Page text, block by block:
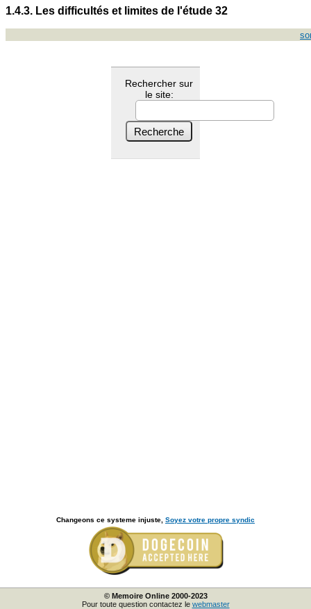
1.4.3. Les difficultés et limites de l'étude 32
Rechercher sur
le site:
Changeons ce systeme injuste, Soyez votre propre syndic
© Memoire Online 2000-2023
Pour toute question contactez le webmaster